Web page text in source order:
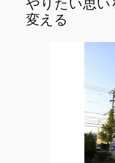
やりたい思
変える